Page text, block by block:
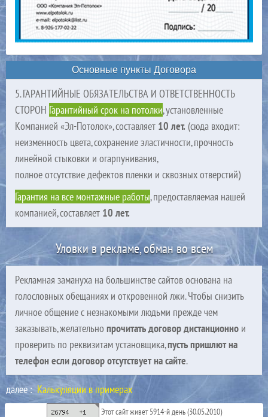
Основные пункты Договора
5. ГАРАНТИЙНЫЕ ОБЯЗАТЕЛЬСТВА И ОТВЕТСТВЕННОСТЬ
СТОРОН Гарантийный срок на потолки, установленные
Компанией «Эл-Потолок», составляет 10 лет. (сюда входит:
неизменность цвета, сохранение эластичности, прочность
линейной стыковки и огарпунивания,
полное отсутствие дефектов пленки и сквозных отверстий)
Гарантия на все монтажные работы, предоставляемая нашей
компанией, составляет 10 лет.
Уловки в рекламе, обман во всем
Рекламная замануха на большинстве сайтов основана на
голословных обещаниях и откровенной лжи. Чтобы снизить
личное общение с незнакомыми людьми прежде чем
заказывать, желательно прочитать договор дистанционно и
проверить по реквизитам установщика,пусть пришлют на
телефон если договор отсутствует на сайте.
далее :Калькуляции в примерах
Этот сайт живет 5914-й день (30.05.2010)